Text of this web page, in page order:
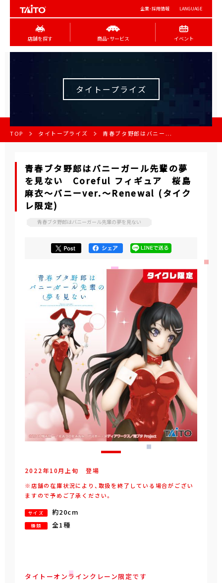
企業･採用情報 LANGUAGE
店舗を探す 商品･サービス イベント
タイトープライズ
TOP タイトープライズ 青春ブタ野郎はバニー...
青春ブタ野郎はバニーガール先輩の夢
を見ない Coreful フィギュア 桜島
麻衣～バニーver.～Renewal (タイク
レ限定)
青春ブタ野郎はバニーガール先輩の夢を見ない
2022年10月 上旬 登場
※店舗の在庫状況により、取扱を終了している場合がござい
ますので予めご了承ください。
サイズ 約20cm
種類 全1種
タイトーオンラインクレーン限定です